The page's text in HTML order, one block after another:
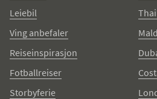
Leiebil
Ving anbefaler
Reiseinspirasjon
Fotballreiser
Storbyferie